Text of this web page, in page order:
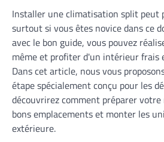
Installer une climatisation split
surtout si vous êtes novice dans ce
avec le bon guide, vous pouvez
même et profiter d'un intérieur frais
Dans cet article, nous vous
étape spécialement conçu pour les
découvrirez comment préparer
bons emplacements et monter les
extérieure.